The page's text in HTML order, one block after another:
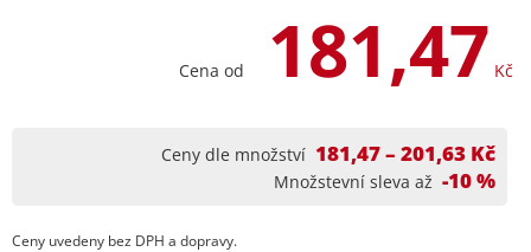
Cena od 181,47 Kč
Ceny dle množství 181,47 – 201,63 Kč
Množstevní sleva až -10 %
Ceny uvedeny bez DPH a dopravy.